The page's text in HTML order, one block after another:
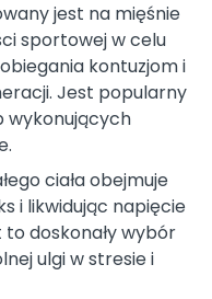
jest na mięśnie
sportowej w celu
kontuzjom i
Jest popularny
wykonujących
ciała obejmuje
i likwidując napięcie
to doskonały wybór
ulgi w stresie i